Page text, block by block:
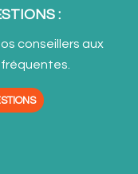
:
conseillers aux